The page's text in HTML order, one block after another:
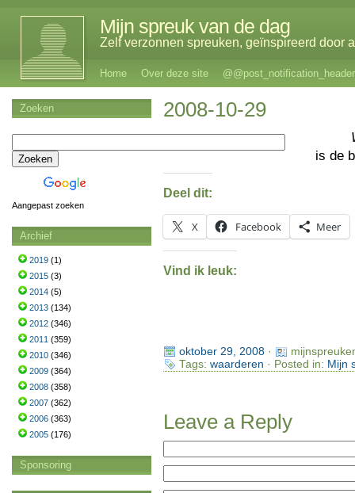
Mijn spreuk van de dag
Zelf verzonnen spreuken, geïnspireerd door
Home Over deze site @@post_notification_header
2008-10-29
is de
Deel dit:
X Facebook Meer
Vind ik leuk:
oktober 29, 2008·
Tags: waarderen · Posted in: Mijn
Leave a Reply
Zoeken
Aangepast zoeken
Archief
2019 (1)
2015 (3)
2014 (5)
2013 (134)
2012 (346)
2011 (359)
2010 (346)
2009 (364)
2008 (358)
2007 (362)
2006 (363)
2005 (176)
Sponsoring